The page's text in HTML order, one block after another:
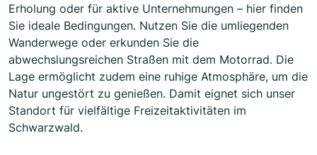
Erholung oder für aktive Unternehmungen – hier finden
Sie ideale Bedingungen. Nutzen Sie die umliegenden
Wanderwege oder erkunden Sie die
abwechslungsreichen Straßen mit dem Motorrad. Die
Lage ermöglicht zudem eine ruhige Atmosphäre, um die
Natur ungestört zu genießen. Damit eignet sich unser
Standort für vielfältige Freizeitaktivitäten im
Schwarzwald.